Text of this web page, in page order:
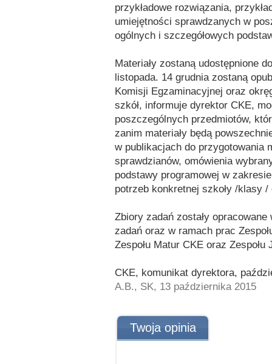
przykładowe rozwiązania,
umiejętności sprawdzanych w
ogólnych i szczegółowych
Materiały zostaną udostępnione
listopada. 14 grudnia zostaną
Komisji Egzaminacyjnej oraz
szkół, informuje dyrektor CKE,
poszczególnych przedmiotów,
zanim materiały będą
w publikacjach do przygotowania
sprawdzianów, omówienia
podstawy programowej w
potrzeb konkretnej szkoły /klasy
Zbiory zadań zostały
zadań oraz w ramach prac
Zespołu Matur CKE oraz
CKE, komunikat dyrektora,
A.B., SK, 13 października 2015
Twoja opinia